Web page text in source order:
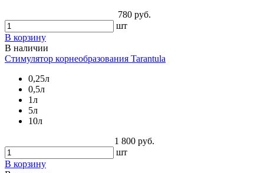
780 руб.
шт
В корзину
В наличии
Стимулятор корнеобразования Tarantula
0,25л
0,5л
1л
5л
10л
1 800 руб.
шт
В корзину